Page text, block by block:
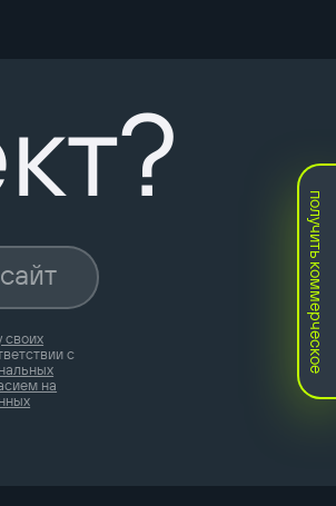
получить коммерческое
своих
с
на